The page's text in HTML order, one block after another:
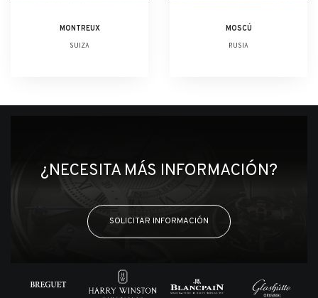
MONTREUX
SUIZA
MOSCÚ
RUSIA
¿NECESITA MÁS INFORMACIÓN?
SOLICITAR INFORMACIÓN